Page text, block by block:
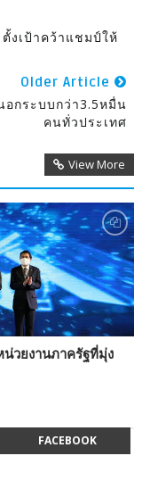
งเป้าคว้าแชมป์ให้
Older Article
อกระบบกว่า3.5หมื่น
คนทั่วประเทศ
View More
น่วยงานภาครัฐที่มุ่ง
FACEBOOK